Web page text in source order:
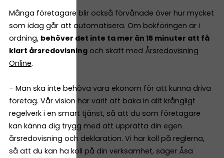
Många företagare blir också förvånade över hur mycket
som idag går att automatisera. Om bokföringen är i
ordning, behöver det inte ta mer än 15 minuter att få
klart årsredovisning och skatt med Årsredovisning
Online.
– Man ska inte behöva vara ekonom för att kunna driva
företag. Vår vision har varit att baka in allt krångligt
regelverk i en smart tjänst, så att du som företagare
kan känna dig trygg med att upprätta din egen
årsredovisning och deklaration. Vi har koll på reglerna,
så att du kan ha koll på din verksamhet, säger Åsa